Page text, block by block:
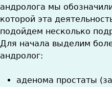
андролога мы
которой эта
подойдем несколько
Для начала выделим
андролог:
аденома простаты